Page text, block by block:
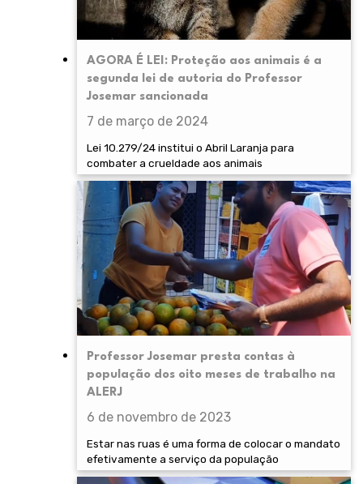
AGORA É LEI: Proteção aos animais é a
segunda lei de autoria do Professor
Josemar sancionada
7 de março de 2024
Lei 10.279/24 institui o Abril Laranja para
combater a crueldade aos animais
Professor Josemar presta contas à
população dos oito meses de trabalho na
ALERJ
6 de novembro de 2023
Estar nas ruas é uma forma de colocar o mandato
efetivamente a serviço da população